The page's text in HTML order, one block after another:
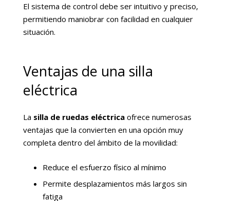
El sistema de control debe ser intuitivo y preciso,
permitiendo maniobrar con facilidad en cualquier
situación.
Ventajas de una silla
eléctrica
La silla de ruedas eléctrica ofrece numerosas
ventajas que la convierten en una opción muy
completa dentro del ámbito de la movilidad:
Reduce el esfuerzo físico al mínimo
Permite desplazamientos más largos sin
fatiga